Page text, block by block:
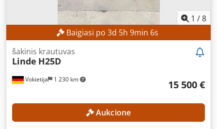
1 /8
Baigiasi po 3d 5h 9min 4s
Vokietija 1 230 km
šakinis krautuvas
Linde H25D
15 500 €
Aukcione